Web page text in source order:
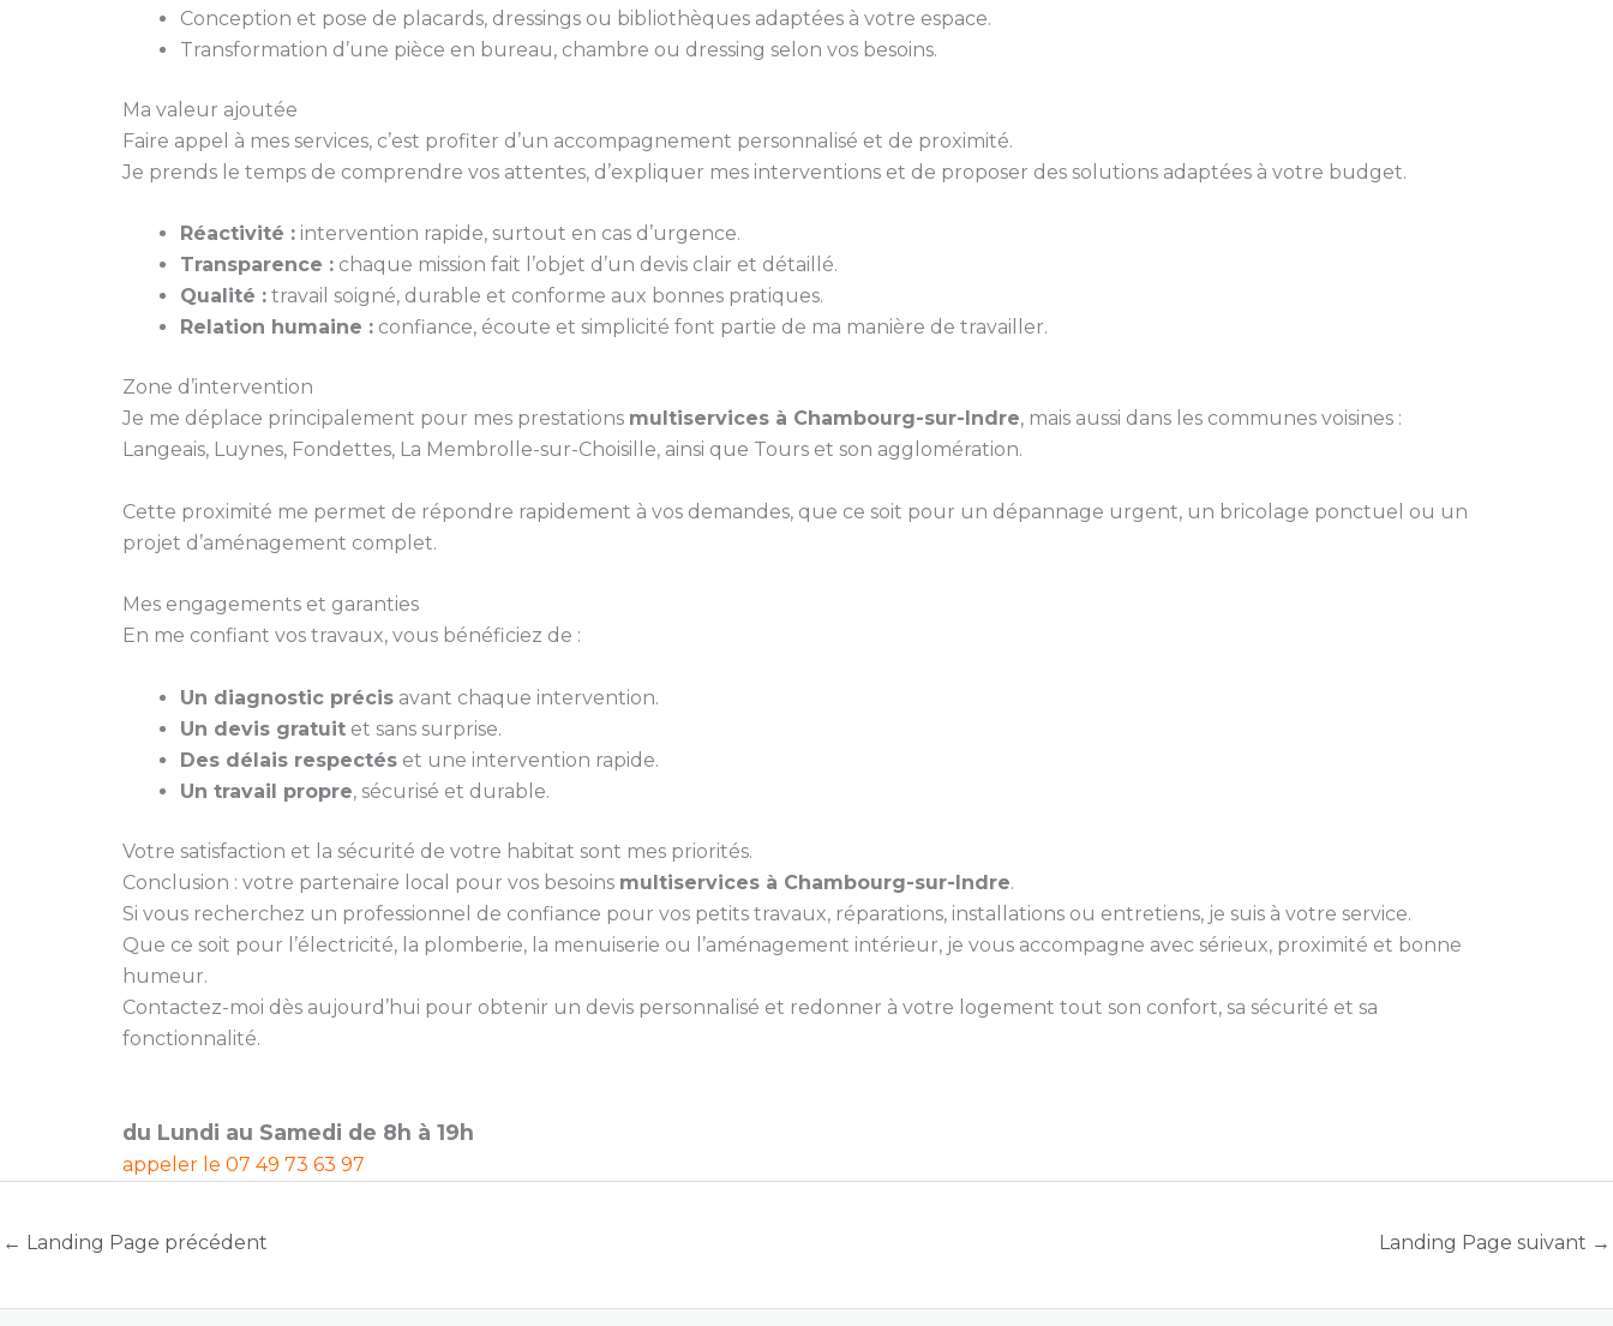
Conception et pose de placards, dressings ou bibliothèques adaptées à votre espace.
Transformation d’une pièce en bureau, chambre ou dressing selon vos besoins.
Ma valeur ajoutée
Faire appel à mes services, c’est profiter d’un accompagnement personnalisé et de proximité.
Je prends le temps de comprendre vos attentes, d’expliquer mes interventions et de proposer des solutions adaptées à votre budget.
Réactivité : intervention rapide, surtout en cas d’urgence.
Transparence : chaque mission fait l’objet d’un devis clair et détaillé.
Qualité : travail soigné, durable et conforme aux bonnes pratiques.
Relation humaine : confiance, écoute et simplicité font partie de ma manière de travailler.
Zone d’intervention
Je me déplace principalement pour mes prestations multiservices à Chambourg-sur-Indre, mais aussi dans les communes voisines :
Langeais, Luynes, Fondettes, La Membrolle-sur-Choisille, ainsi que Tours et son agglomération.
Cette proximité me permet de répondre rapidement à vos demandes, que ce soit pour un dépannage urgent, un bricolage ponctuel ou un
projet d’aménagement complet.
Mes engagements et garanties
En me confiant vos travaux, vous bénéficiez de :
Un diagnostic précis avant chaque intervention.
Un devis gratuit et sans surprise.
Des délais respectés et une intervention rapide.
Un travail propre, sécurisé et durable.
Votre satisfaction et la sécurité de votre habitat sont mes priorités.
Conclusion : votre partenaire local pour vos besoins multiservices à Chambourg-sur-Indre.
Si vous recherchez un professionnel de confiance pour vos petits travaux, réparations, installations ou entretiens, je suis à votre service.
Que ce soit pour l’électricité, la plomberie, la menuiserie ou l’aménagement intérieur, je vous accompagne avec sérieux, proximité et bonne
humeur.
Contactez-moi dès aujourd’hui pour obtenir un devis personnalisé et redonner à votre logement tout son confort, sa sécurité et sa
fonctionnalité.
du Lundi au Samedi de 8h à 19h
appeler le 07 49 73 63 97
← Landing Page précédent Landing Page suivant →